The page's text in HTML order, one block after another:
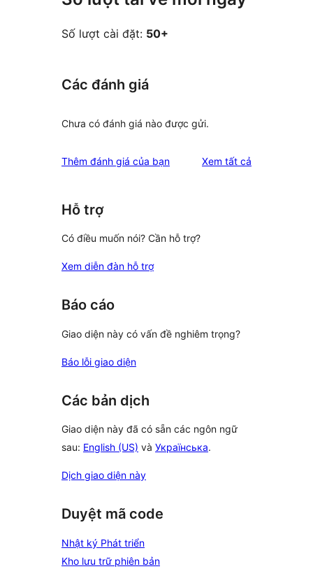
Số lượt cài đặt: 50+
Các đánh giá
Chưa có đánh giá nào được gửi.
Thêm đánh giá của bạn Xem tất cả
Hỗ trợ
Có điều muốn nói? Cần hỗ trợ?
Xem diễn đàn hỗ trợ
Báo cáo
Giao diện này có vấn đề nghiêm trọng?
Báo lỗi giao diện
Các bản dịch
Giao diện này đã có sẵn các ngôn ngữ
sau: English (US) và Українська.
Dịch giao diện này
Duyệt mã code
Nhật ký Phát triển
Kho lưu trữ phiên bản